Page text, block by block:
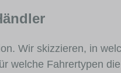
Wir skizzieren, in
welche Fahrertypen